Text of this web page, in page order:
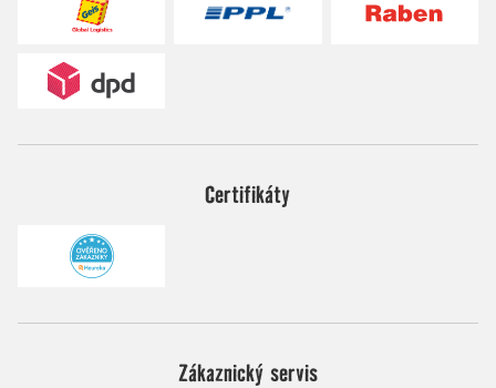
Certifikáty
Zákaznický servis